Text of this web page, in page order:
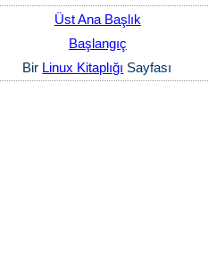
Üst Ana Başlık
Başlangıç
Bir Linux Kitaplığı Sayfası